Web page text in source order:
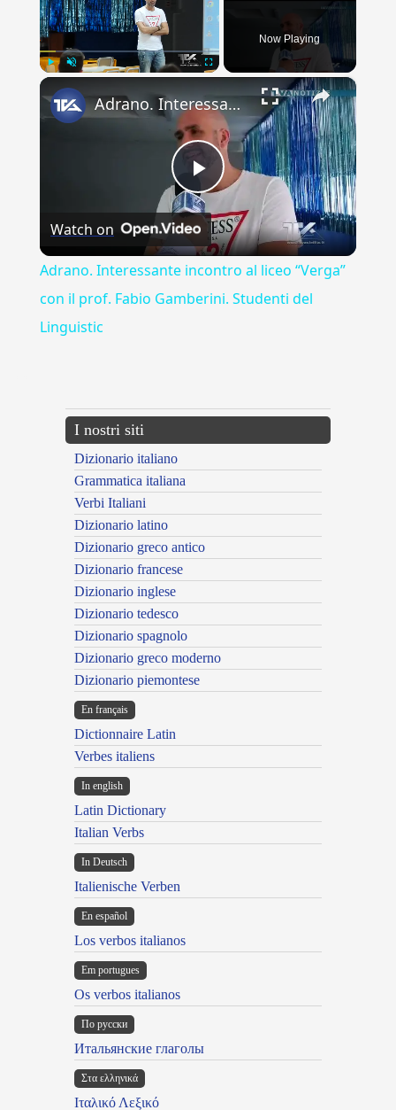
Now Playing
×
Play
Video
Adrano. Interessante incontro al liceo “Verga” con il prof. Fabio Gamberini. Studenti del Linguistic
Watch on
Adrano. Interessante incontro al liceo “Verga”
con il prof. Fabio Gamberini. Studenti del
Linguistic
I nostri siti
Dizionario italiano
Grammatica italiana
Verbi Italiani
Dizionario latino
Dizionario greco antico
Dizionario francese
Dizionario inglese
Dizionario tedesco
Dizionario spagnolo
Dizionario greco moderno
Dizionario piemontese
En français
Dictionnaire Latin
Verbes italiens
In english
Latin Dictionary
Italian Verbs
In Deutsch
Italienische Verben
En español
Los verbos italianos
Em portugues
Os verbos italianos
По русски
Итальянские глаголы
Στα ελληνικά
Ιταλικό Λεξικό